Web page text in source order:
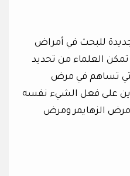
جديدة للبحث في أمراض
العلماء من تحديد
تساهم في مرض
على فعل الشيء نفسه
مرض الزهايمر ومرض